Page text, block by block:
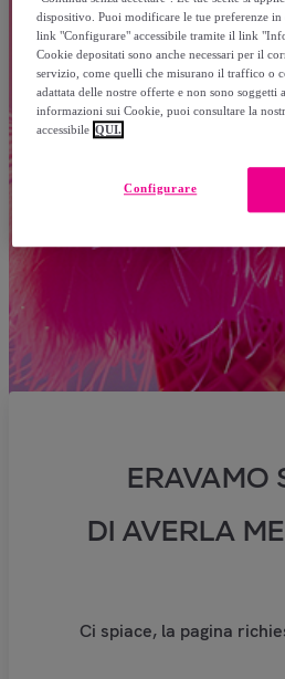
ERAVAMO
DI AVERLA
Ci spiace, la pagina
dispositivo. Puoi modificare le tue preferenze
link "Configurare" accessibile tramite il link
Cookie depositati sono anche necessari per il
servizio, come quelli che misurano il traffico o
adattata delle nostre offerte e non sono soggetti
informazioni sui Cookie, puoi consultare la
accessibile QUI.
Configurare